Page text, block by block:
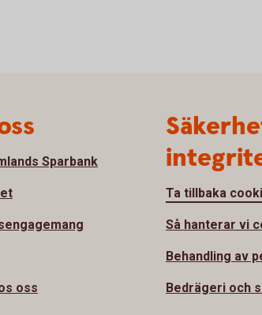
Sparbank
oss
Ta tillbaka
Så hanterar vi
Behandling av
Bedrägeri och